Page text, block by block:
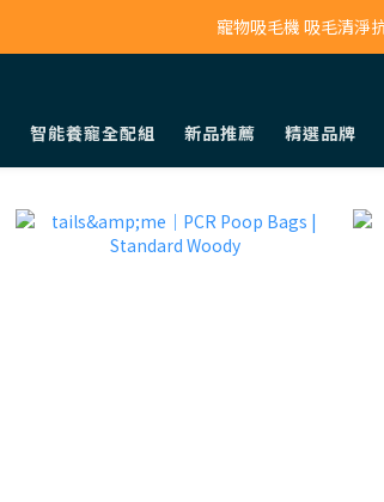
寵物吸毛機 吸毛清淨
寵物吸毛機 吸毛清淨
寵物吸毛機 吸毛清淨
智能養寵全配組 新品推薦 精選品牌